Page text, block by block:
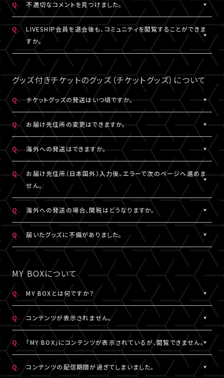
であるか、対象外の視聴チケットを購入されている可能性がありま
コミュニティの実施有無や、実施期間については、各公演のチケッ
ト販売ページなどでご確認ください。
Q. 不適切なコメントを見つけました。
コミュニティ機能ガイドラインに反するコメントなどを見つけた場
合は、コメント内の「報告する」ボタンより管理者に報告をすること
ができます。
なお、通報機能は報告された当該コメントの削除を保証するもの
ではございません。
Q.
LIVESHIP会員を退会後も、コミュニティを閲覧することができま
すか。
A.
LIVESHIP会員を退会された場合は、コミュニティ機能提供期間内
であってもご利用・閲覧いただけなくなります。
なお、過去のコメント・リアクション及びニックネームは、LIVESHIP
会員を退会された場合でも引き続きコミュニティに掲載されます。
予めご了承ください。
グッズ付きチケットのグッズ（チケットグッズ）について
Q. チケットグッズの発送はいつ頃ですか。
A.
公演・券種により異なります。
「マイページ」内「チケット購入情報」にて発送状況の確認ができま
す。
※チケットグッズの発送後、「チケットグッズ発送完了のお知らせ」
メールが配信されます。
通信の関係上、メールが届かない可能性もございますので、必ず、
「マイページ」内「チケット購入情報」よりご確認ください。
Q. お届け先住所の変更はできますか。
A.
購入後、「マイページ」内「チケット購入情報」にて、配送状況が「出
荷準備前」の場合に変更が可能です。
※発送先が日本国外の場合、購入後の住所変更はできません。予
めご了承ください。
Q. 海外への発送はできますか。
A.
公演・券種により異なります。チケット販売ページにてご確認くださ
い。
日本国外の郵便番号をご入力する際に、正しく入力しているにも関
わらずシステムの仕様上エラーとなる場合がございます。
その場合は、末尾1桁か2桁を削除、もしくは未記入にてお手続きを
お試しください。
なお、日本国外への配送はDHLを利用しております。
DHLが配送対象としていない国・地域への配送はできかねます。
予め、ご了承ください。
Q.
お届け先住所（日本国外）入力後、エラーで次のページへ進めま
せん。
A.
日本国外の郵便番号を入力する際、システムの仕様上、正しく郵便
番号を入力しているにも関わらずエラーとなる場合がございます。
その場合は、末尾1桁か2桁を削除、もしくは未記入にてお手続きを
お試しください。
Q. 海外への発送の場合、関税はどうなりますか。
A.
関税はお客様ご自身でお支払いください。関税の計算は各国税関
の判断によります。
また、現地税関での商品配達停止に関しては、当サービスは一切
の責任を負いかねます。
DHLにおきましては現地カスタマーサービスにお問い合わせくだ
さい。
http://www.dhl.com/en/contact_center.html
Q. 届いたグッズに不備がありました。
A.
お手数ですが、詳細を記載のうえ、商品到着後14日以内に下記よ
りお問い合わせください。
グッズ配送・お届け済み商品に関して
【A!SMART お問い合わせ窓口】
https://www.asmart.jp/support
MY BOXについて
Q. MY BOXとは何ですか？
A.
ご購入の視聴チケットやグッズの条件に応じて、動画や画像などの
コンテンツが配信される機能です。
コンテンツの配信がある場合、視聴チケットやグッズを購入したA!-
ID（メールアドレス）とパスワードでログインのうえ、「マイページ」
内「MY BOX」から確認することができます。
コンテンツの配信有無や、配信期間については、各公演のチケット
Q. コンテンツが表示されません。
A.
コンテンツが表示されない場合は、コンテンツ配信期間外である
か、配信対象外の視聴チケットやグッズを購入されている可能性が
あります。
コンテンツ配信期間は、各公演のチケット販売ページやグッズ商品
Q. 「MY BOX」にコンテンツが表示されているが、閲覧できません。
A.
コンテンツが「MY BOX」に表示されているにも関わらず閲覧でき
ない場合、コンテンツ配信期間を経過したか、ご利用端末が推奨環
Q. コンテンツの配信期間が過ぎてしまいました。